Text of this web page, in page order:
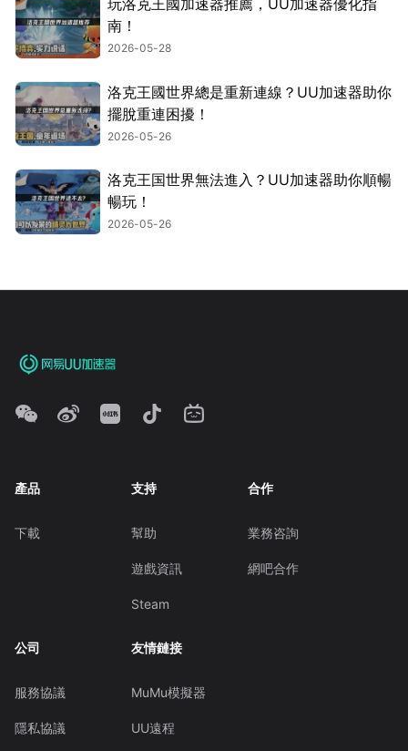
玩洛克王國加速器推薦，UU加速器優化指
南！
2026-05-28
洛克王國世界總是重新連線？UU加速器助你
擺脫重連困擾！
2026-05-26
洛克王国世界無法進入？UU加速器助你順暢
暢玩！
2026-05-26
產品
下載
支持
幫助
遊戲資訊
Steam
合作
業務咨詢
網吧合作
公司
服務協議
隱私協議
友情鏈接
MuMu模擬器
UU遠程